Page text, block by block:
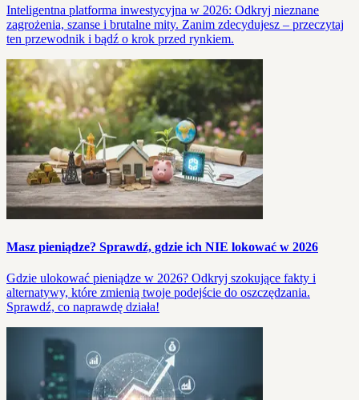
Inteligentna platforma inwestycyjna w 2026: Odkryj nieznane
zagrożenia, szanse i brutalne mity. Zanim zdecydujesz – przeczytaj
ten przewodnik i bądź o krok przed rynkiem.
Masz pieniądze? Sprawdź, gdzie ich NIE lokować w 2026
Gdzie ulokować pieniądze w 2026? Odkryj szokujące fakty i
alternatywy, które zmienią twoje podejście do oszczędzania.
Sprawdź, co naprawdę działa!